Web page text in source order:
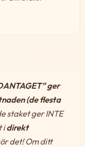
ger
(de flesta
staket ger INTE
idirekt
det! Om ditt